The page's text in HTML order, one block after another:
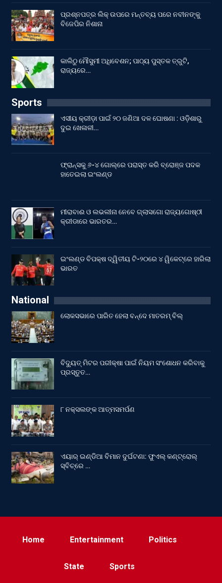
ପ୍ରଶ୍ନପତ୍ର ଲିକ୍ ଉପରେ ମନ୍ତବ୍ୟ ପରେ ନବୀନଙ୍କୁ
ବିଜେପିର ନିଶାନା
କାଲିଠୁ ମୌସୁମୀ ଅଧିବେଶନ; ପାଠ୍ୟ ପୁସ୍ତକ ତ୍ରୁଟି,
ରାଜ୍ୟରେ…
Sports
ଏସୀୟ କ୍ରୀଡ଼ା ପାଇଁ ୨୦ ଜଣିଆ ଦଳ ଘୋଷଣା : ଓଡ଼ିଶାରୁ
ଦୁଇ ଖେଳାଳୀ…
ଫ୍ରାନ୍ସକୁ ୬-୪ ଗୋଲ୍‌ରେ ପରାସ୍ତ କରି ବ୍ରୋଞ୍ଜ ପଦକ
ହାତେଇଲା ଇଂଲଣ୍ଡ
ମୀରାବାଈ ଓ ଲଭଲୀନା ନେବେ ଗ୍ଲାସଗୋ ରାଜ୍ୟଗୋଷ୍ଠୀ
କ୍ରୀଡାରେ ଭାରତର…
ଇଂଲଣ୍ଡ ବିପକ୍ଷ ଦ୍ୱିତୀୟ ଟି-୨୦ରେ ୪ ୱିକେଟ୍‌ରେ ହାରିଲା
ଭାରତ
National
ଲୋକସଭାରେ ପାରିତ ହେଲା ବନ୍ଦେ ମାତରମ୍‌ ବିଲ୍‌
ବିଦ୍ୟୁତ୍ ମିଟର ପରୀକ୍ଷା ପାଇଁ ନିୟମ ସଂଶୋଧନ କରିବାକୁ
ପ୍ରସ୍ତୁତ…
୮ ନକ୍ସଲଙ୍କ ଆତ୍ମସମର୍ପଣ
ଏୟାର୍ ଇଣ୍ଡିଆ ବିମାନ ଦୁର୍ଘଟଣା: ଫୁଏଲ୍‌ କଣ୍ଟ୍ରୋଲ୍‌
ସ୍ବିଚ୍‌ରେ …
Home Entertainment Politics
State Sports